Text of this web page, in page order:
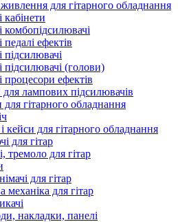
для гітарного обладнання
кабінети
комбопідсилювачі
педалі ефектів
підсилювачі
підсилювачі (голови)
процесори ефектів
лампових підсилювачів
для гітарного обладнання
кейси для гітарного обладнання
для гітар
тремоло для гітар
для гітар
механіка для гітар
накладки, панелі